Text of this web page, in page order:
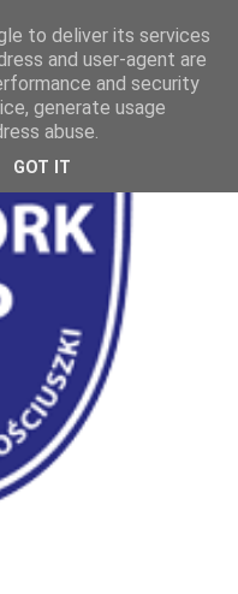
to deliver its services
and user-agent are
and security
generate usage
abuse.
GOT IT